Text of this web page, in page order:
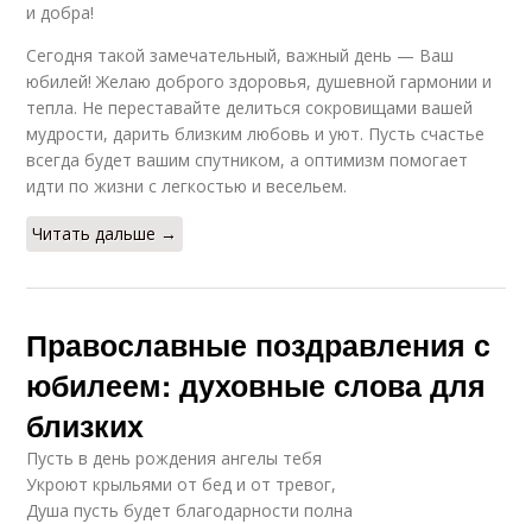
и добра!
Сегодня такой замечательный, важный день — Ваш
юбилей! Желаю доброго здоровья, душевной гармонии и
тепла. Не переставайте делиться сокровищами вашей
мудрости, дарить близким любовь и уют. Пусть счастье
всегда будет вашим спутником, а оптимизм помогает
идти по жизни с легкостью и весельем.
Читать дальше →
Православные поздравления с
юбилеем: духовные слова для
близких
Пусть в день рождения ангелы тебя
Укроют крыльями от бед и от тревог,
Душа пусть будет благодарности полна